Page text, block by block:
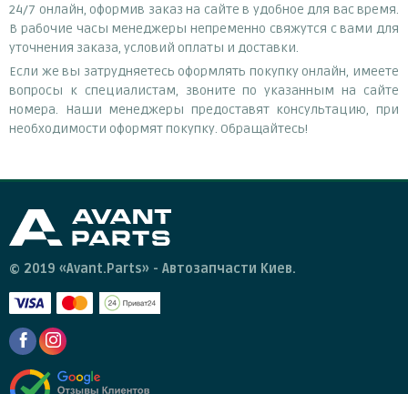
24/7 онлайн, оформив заказ на сайте в удобное для вас время.
В рабочие часы менеджеры непременно свяжутся с вами для
уточнения заказа, условий оплаты и доставки.
Если же вы затрудняетесь оформлять покупку онлайн, имеете
вопросы к специалистам, звоните по указанным на сайте
номера. Наши менеджеры предоставят консультацию, при
необходимости оформят покупку. Обращайтесь!
© 2019 «Avant.Parts» - Автозапчасти Киев.